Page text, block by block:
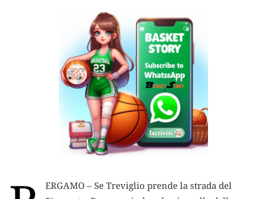
ERGAMO – Se Treviglio prende la strada del